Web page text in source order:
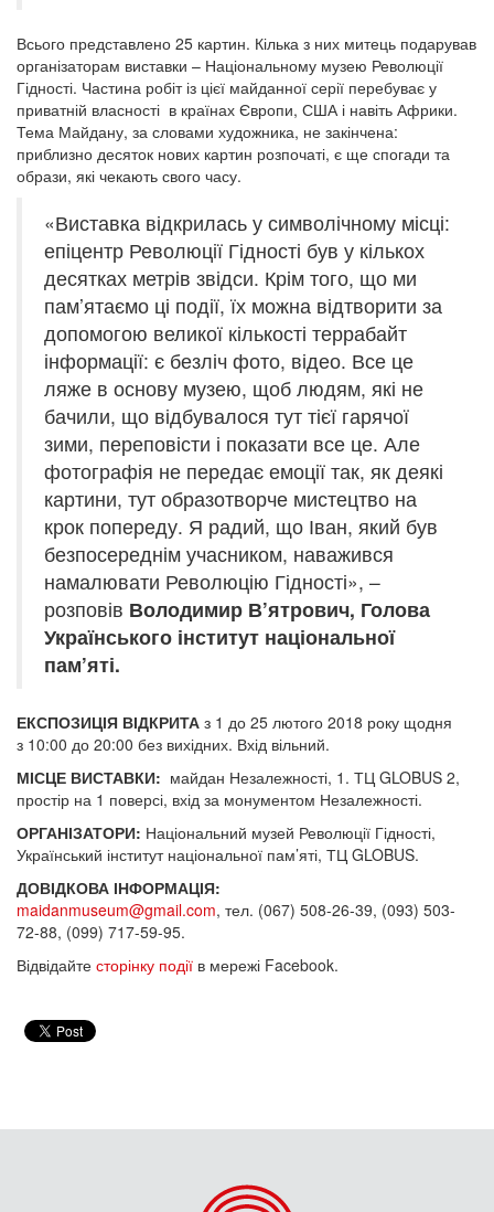
Всього представлено 25 картин. Кілька з них митець подарував
організаторам виставки – Національному музею Революції
Гідності. Частина робіт із цієї майданної серії перебуває у
приватній власності в країнах Європи, США і навіть Африки.
Тема Майдану, за словами художника, не закінчена:
приблизно десяток нових картин розпочаті, є ще спогади та
образи, які чекають свого часу.
«Виставка відкрилась у символічному місці:
епіцентр Революції Гідності був у кількох
десятках метрів звідси. Крім того, що ми
пам’ятаємо ці події, їх можна відтворити за
допомогою великої кількості террабайт
інформації: є безліч фото, відео. Все це
ляже в основу музею, щоб людям, які не
бачили, що відбувалося тут тієї гарячої
зими, переповісти і показати все це. Але
фотографія не передає емоції так, як деякі
картини, тут образотворче мистецтво на
крок попереду. Я радий, що Іван, який був
безпосереднім учасником, наважився
намалювати Революцію Гідності», –
розповів Володимир В’ятрович, Голова
Українського інститут національної
пам’яті.
ЕКСПОЗИЦІЯ ВІДКРИТА з 1 до 25 лютого 2018 року щодня
з 10:00 до 20:00 без вихідних. Вхід вільний.
МІСЦЕ ВИСТАВКИ: майдан Незалежності, 1. ТЦ GLOBUS 2,
простір на 1 поверсі, вхід за монументом Незалежності.
ОРГАНІЗАТОРИ: Національний музей Революції Гідності,
Український інститут національної пам’яті, ТЦ GLOBUS.
ДОВІДКОВА ІНФОРМАЦІЯ:
maidanmuseum@gmail.com, тел. (067) 508-26-39, (093) 503-
72-88, (099) 717-59-95.
Відвідайте сторінку події в мережі Facebook.